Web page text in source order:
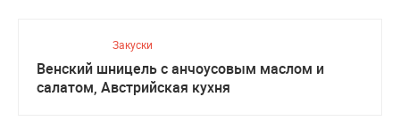
Закуски
Венский шницель с анчоусовым маслом и
салатом, Австрийская кухня